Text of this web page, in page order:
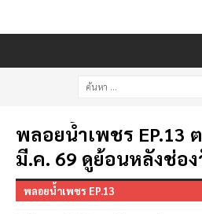
พลอยน้ำเพชร EP.13
มี.ค. 69 ดูย้อนหลังช่อง
พลอยน้ำเพชร EP.13